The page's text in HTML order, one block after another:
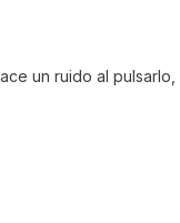
un ruido al